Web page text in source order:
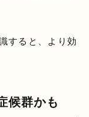
すると、より効
候群かも